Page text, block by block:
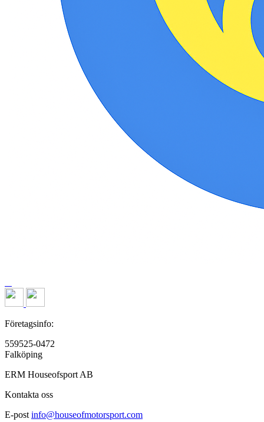
Företagsinfo:
559525-0472
Falköping
ERM Houseofsport AB
Kontakta oss
E-post info@houseofmotorsport.com